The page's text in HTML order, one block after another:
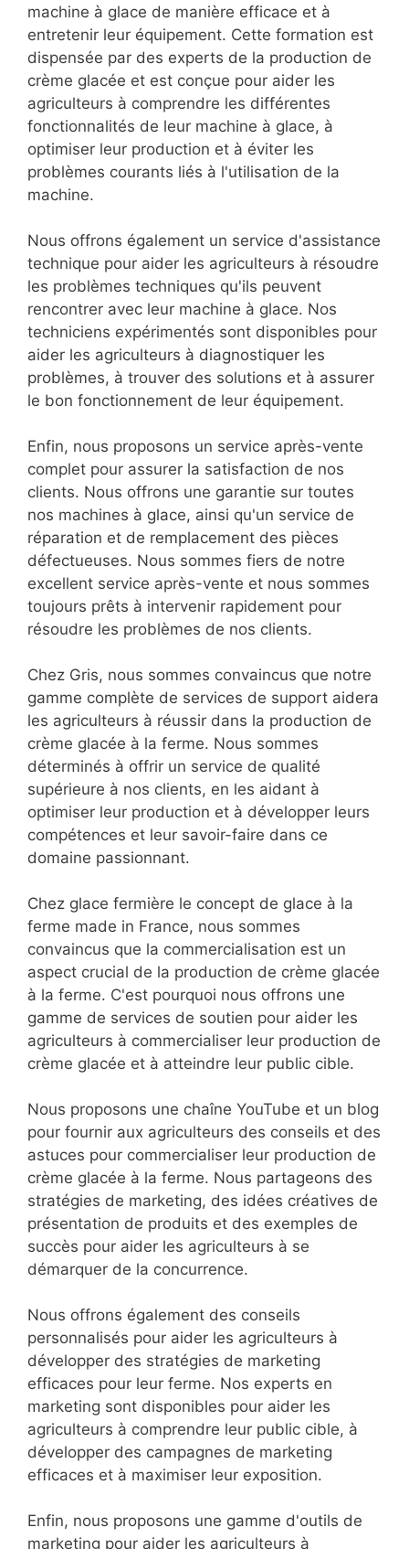
machine à glace de manière efficace et à
entretenir leur équipement. Cette formation est
dispensée par des experts de la production de
crème glacée et est conçue pour aider les
agriculteurs à comprendre les différentes
fonctionnalités de leur machine à glace, à
optimiser leur production et à éviter les
problèmes courants liés à l'utilisation de la
machine.
Nous offrons également un service d'assistance
technique pour aider les agriculteurs à résoudre
les problèmes techniques qu'ils peuvent
rencontrer avec leur machine à glace. Nos
techniciens expérimentés sont disponibles pour
aider les agriculteurs à diagnostiquer les
problèmes, à trouver des solutions et à assurer
le bon fonctionnement de leur équipement.
Enfin, nous proposons un service après-vente
complet pour assurer la satisfaction de nos
clients. Nous offrons une garantie sur toutes
nos machines à glace, ainsi qu'un service de
réparation et de remplacement des pièces
défectueuses. Nous sommes fiers de notre
excellent service après-vente et nous sommes
toujours prêts à intervenir rapidement pour
résoudre les problèmes de nos clients.
Chez Gris, nous sommes convaincus que notre
gamme complète de services de support aidera
les agriculteurs à réussir dans la production de
crème glacée à la ferme. Nous sommes
déterminés à offrir un service de qualité
supérieure à nos clients, en les aidant à
optimiser leur production et à développer leurs
compétences et leur savoir-faire dans ce
domaine passionnant.
Chez glace fermière le concept de glace à la
ferme made in France, nous sommes
convaincus que la commercialisation est un
aspect crucial de la production de crème glacée
à la ferme. C'est pourquoi nous offrons une
gamme de services de soutien pour aider les
agriculteurs à commercialiser leur production de
crème glacée et à atteindre leur public cible.
Nous proposons une chaîne YouTube et un blog
pour fournir aux agriculteurs des conseils et des
astuces pour commercialiser leur production de
crème glacée à la ferme. Nous partageons des
stratégies de marketing, des idées créatives de
présentation de produits et des exemples de
succès pour aider les agriculteurs à se
démarquer de la concurrence.
Nous offrons également des conseils
personnalisés pour aider les agriculteurs à
développer des stratégies de marketing
efficaces pour leur ferme. Nos experts en
marketing sont disponibles pour aider les
agriculteurs à comprendre leur public cible, à
développer des campagnes de marketing
efficaces et à maximiser leur exposition.
Enfin, nous proposons une gamme d'outils de
marketing pour aider les agriculteurs à